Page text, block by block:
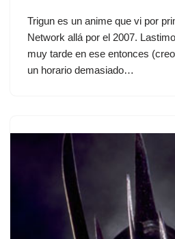
Trigun es un anime que vi por
Network allá por el 2007.
muy tarde en ese entonces
un horario demasiado…